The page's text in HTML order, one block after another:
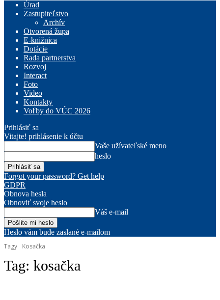
Úrad
Zastupiteľstvo
Archív
Otvorená župa
E-knižnica
Dotácie
Rada partnerstva
Rozvoj
Interact
Foto
Video
Kontakty
Voľby do VÚC 2026
Prihlásiť sa
Vitajte! prihlásenie k účtu
Vaše užívateľské meno
heslo
Forgot your password? Get help
GDPR
Obnova hesla
Obnoviť svoje heslo
Váš e-mail
Heslo vám bude zaslané e-mailom
Tagy
Kosačka
Tag: kosačka